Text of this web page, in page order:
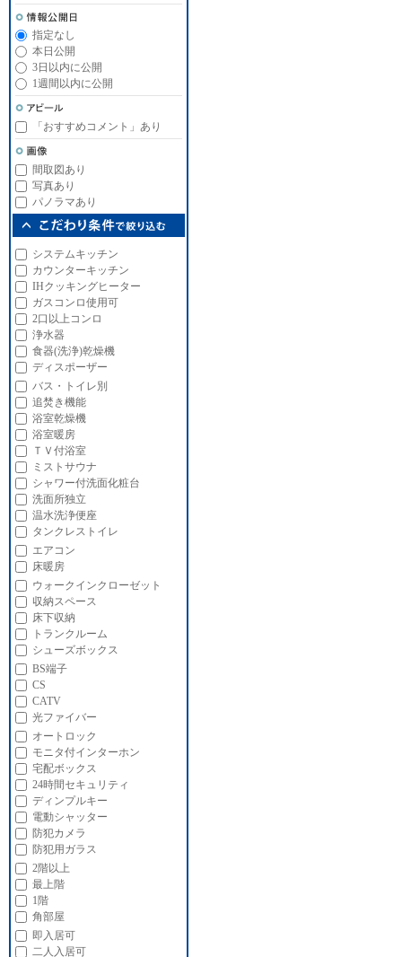
指定なし
本日公開
3日以内に公開
1週間以内に公開
「おすすめコメント」あり
間取図あり
写真あり
パノラマあり
システムキッチン
カウンターキッチン
IHクッキングヒーター
ガスコンロ使用可
2口以上コンロ
浄水器
食器(洗浄)乾燥機
ディスポーザー
バス・トイレ別
追焚き機能
浴室乾燥機
浴室暖房
ＴＶ付浴室
ミストサウナ
シャワー付洗面化粧台
洗面所独立
温水洗浄便座
タンクレストイレ
エアコン
床暖房
ウォークインクローゼット
収納スペース
床下収納
トランクルーム
シューズボックス
BS端子
CS
CATV
光ファイバー
オートロック
モニタ付インターホン
宅配ボックス
24時間セキュリティ
ディンプルキー
電動シャッター
防犯カメラ
防犯用ガラス
2階以上
最上階
1階
角部屋
即入居可
二人入居可